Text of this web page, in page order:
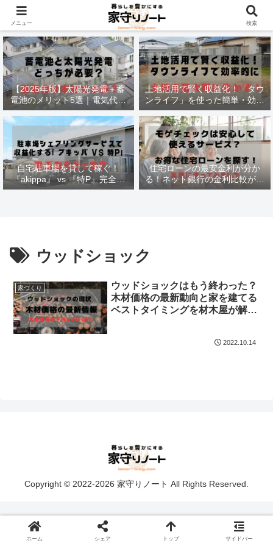
材木価格と流通状況！
【2025年版】太陽光発電＋蓄
電池のメリット5選｜電気代削
減・停電対策も徹底解説
土地活用で賢く収益化！「タウ
ンライフ」を使った簡単・効率
的な方法
自宅駐車場を貸して稼ぐ！
『akippa』 vs 『特P』完全比
較で最適な選択法
住宅ローンの最安金利が分か
る！ネット銀行の金利比較がで
きる
ウッドショック
家づくり
ウッドショックはもう終わった？
木材価格の最新動向と家を建てる
ベストタイミングを材木屋が解
2022.10.14
Copyright © 2022-2026 家守りノート All Rights Reserved.
メニュー 検索
ホーム シェア トップ サイドバー